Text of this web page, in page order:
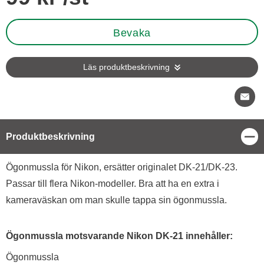
Bevaka
Läs produktbeskrivning
Produktbeskrivning
Produktbeskrivning
Ögonmussla för Nikon, ersätter originalet DK-21/DK-23.
Passar till flera Nikon-modeller. Bra att ha en extra i
kameraväskan om man skulle tappa sin ögonmussla.
Ögonmussla motsvarande Nikon DK-21 innehåller:
Ögonmussla